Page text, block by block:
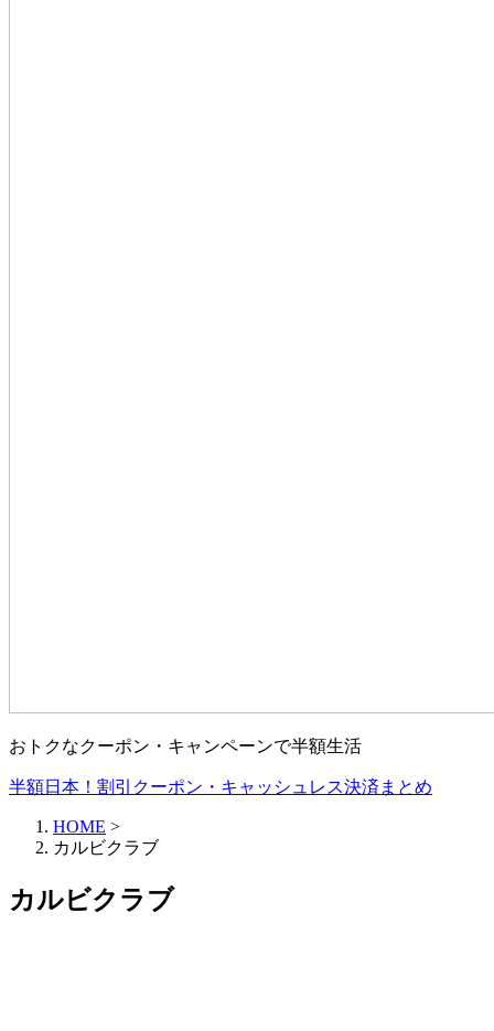
おトクなクーポン・キャンペーンで半額生活
半額日本！割引クーポン・キャッシュレス決済まとめ
HOME >
カルビクラブ
カルビクラブ